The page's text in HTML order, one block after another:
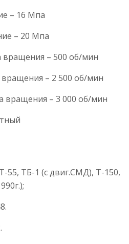
– 16 Мпа
– 20 Мпа
вращения – 500 об/мин
– 2 500 об/мин
вращения – 3 000 об/мин
55, ТБ-1 (с двиг.СМД), Т-150,